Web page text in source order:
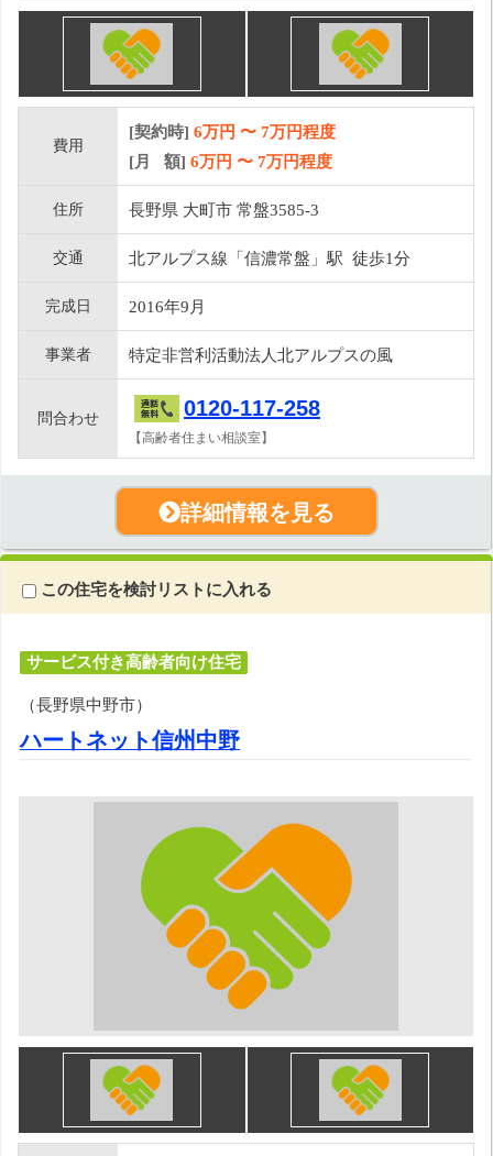
費用
[契約時] 6万円 〜 7万円程度
[月 額] 6万円 〜 7万円程度
住所 長野県 大町市 常盤3585-3
交通 北アルプス線「信濃常盤」駅 徒歩1分
完成日 2016年9月
事業者 特定非営利活動法人北アルプスの風
問合わせ 0120-117-258
【高齢者住まい相談室】
詳細情報を見る
この住宅を検討リストに入れる
サービス付き高齢者向け住宅
（長野県中野市）
ハートネット信州中野